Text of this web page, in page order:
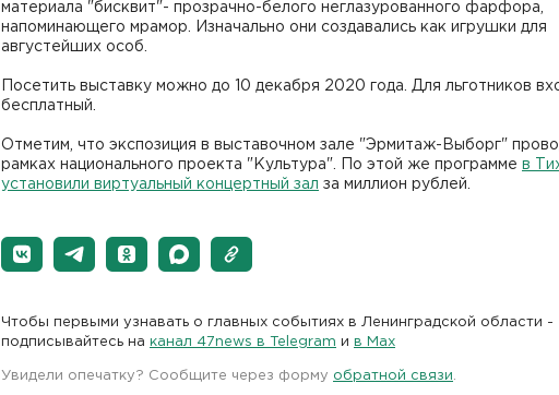
материала "бисквит"- прозрачно-белого неглазурованного фарфора,
напоминающего мрамор. Изначально они создавались как игрушки для
августейших особ.
Посетить выставку можно до 10 декабря 2020 года. Для льготников
бесплатный.
Отметим, что экспозиция в выставочном зале "Эрмитаж-Выборг"
рамках национального проекта "Культура". По этой же программе в
установили виртуальный концертный зал за миллион рублей.
Чтобы первыми узнавать о главных событиях в Ленинградской области -
подписывайтесь на канал 47news в Telegram и в Maх
Увидели опечатку? Сообщите через форму обратной связи